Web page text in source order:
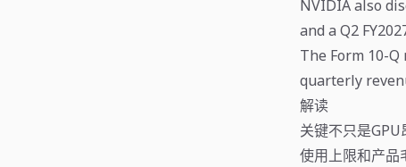
NVIDIA also
and a Q2
The Form 10-
quarterly
解读
关键不只是
使用上限和产品